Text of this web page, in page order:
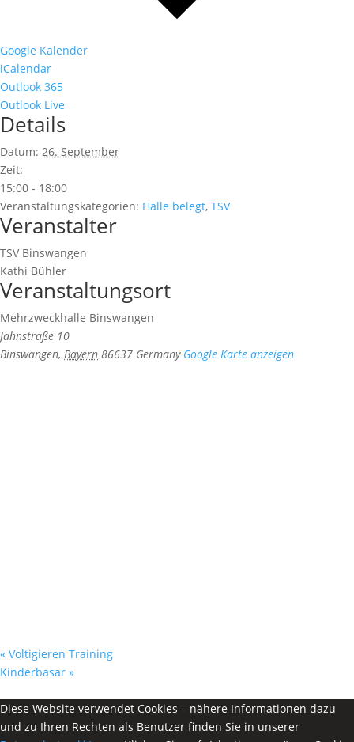
Google Kalender
iCalendar
Outlook 365
Outlook Live
Details
Datum: 26. September
Zeit:
15:00 - 18:00
Veranstaltungskategorien: Halle belegt, TSV
Veranstalter
TSV Binswangen
Kathi Bühler
Veranstaltungsort
Mehrzweckhalle Binswangen
Jahnstraße 10
Binswangen, Bayern 86637 Germany Google Karte anzeigen
« Voltigieren Training
Kinderbasar »
Diese Website verwendet Cookies – nähere Informationen dazu
und zu Ihren Rechten als Benutzer finden Sie in unserer